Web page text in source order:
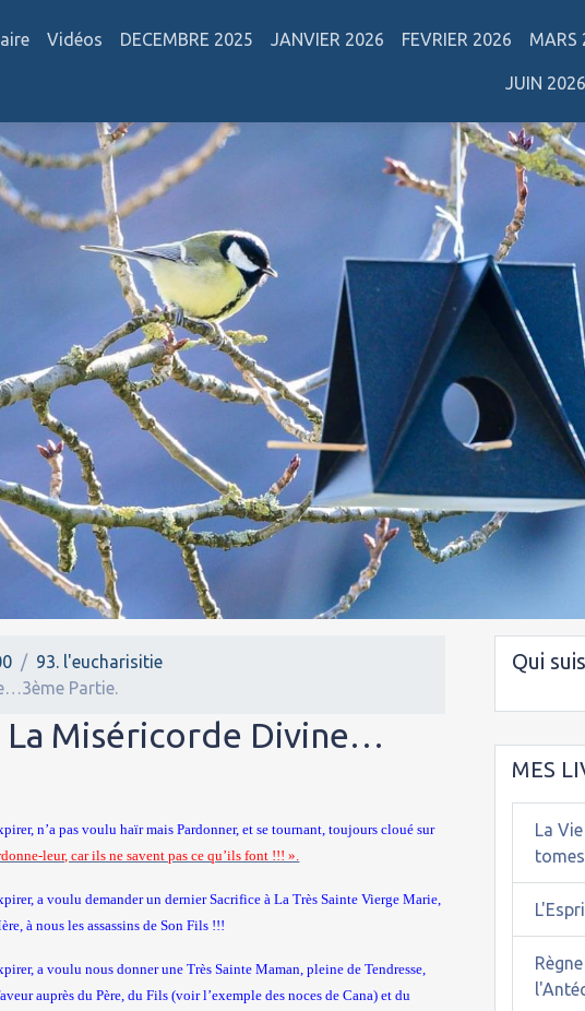
Vidéos DECEMBRE 2025 JANVIER 2026 FEVRIER 2026 MARS
JUIN 2026
93. l'eucharisitie
Partie.
La Miséricorde Divine…
n’a pas voulu haïr mais Pardonner, et se tournant, toujours cloué sur
leur, car ils ne savent pas ce qu’ils font !!! ».
a voulu demander un dernier Sacrifice àLa Très Sainte Vierge Marie,
à nous les assassins de Son Fils !!!
a voulu nous donner une Très Sainte Maman, pleine de Tendresse,
auprès du Père, du Fils (voir l’exemple des noces de Cana) et du
Qui
MES
La